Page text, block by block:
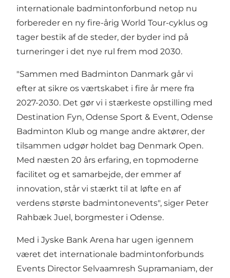
internationale badmintonforbund netop nu
forbereder en ny fire-årig World Tour-cyklus og
tager bestik af de steder, der byder ind på
turneringer i det nye rul frem mod 2030.
"Sammen med Badminton Danmark går vi
efter at sikre os værtskabet i fire år mere fra
2027-2030. Det gør vi i stærkeste opstilling med
Destination Fyn, Odense Sport & Event, Odense
Badminton Klub og mange andre aktører, der
tilsammen udgør holdet bag Denmark Open.
Med næsten 20 års erfaring, en topmoderne
facilitet og et samarbejde, der emmer af
innovation, står vi stærkt til at løfte en af
verdens største badmintonevents", siger Peter
Rahbæk Juel, borgmester i Odense.
Med i Jyske Bank Arena har ugen igennem
været det internationale badmintonforbunds
Events Director Selvaamresh Supramaniam, der